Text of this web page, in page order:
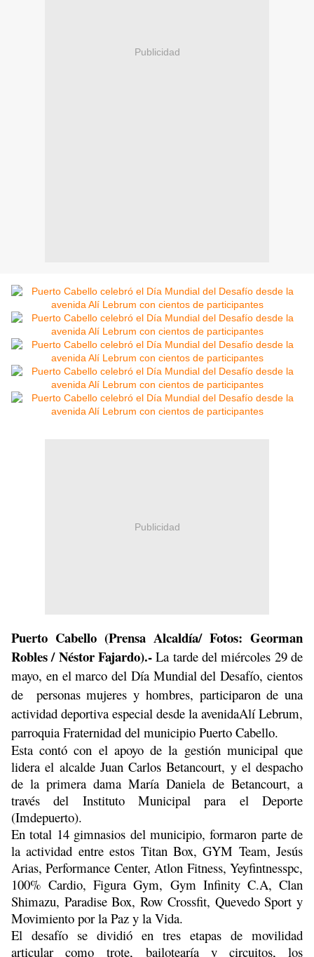
Publicidad
Publicidad
Puerto Cabello (Prensa Alcaldía/ Fotos: Georman
Robles / Néstor Fajardo).- La tarde del miércoles 29 de
mayo, en el marco del Día Mundial del Desafío, cientos
de personas mujeres y hombres, participaron de una
actividad deportiva especial desde la avenidaAlí Lebrum,
parroquia Fraternidad del municipio Puerto Cabello.
Esta contó con el apoyo de la gestión municipal que
lidera el alcalde Juan Carlos Betancourt, y el despacho
de la primera dama María Daniela de Betancourt, a
través del Instituto Municipal para el Deporte
(Imdepuerto).
En total 14 gimnasios del municipio, formaron parte de
la actividad entre estos Titan Box, GYM Team, Jesús
Arias, Performance Center, Atlon Fitness, Yeyfintnesspc,
100% Cardio, Figura Gym, Gym Infinity C.A, Clan
Shimazu, Paradise Box, Row Crossfit, Quevedo Sport y
Movimiento por la Paz y la Vida.
El desafío se dividió en tres etapas de movilidad
articular como trote, bailotearía y circuitos, los